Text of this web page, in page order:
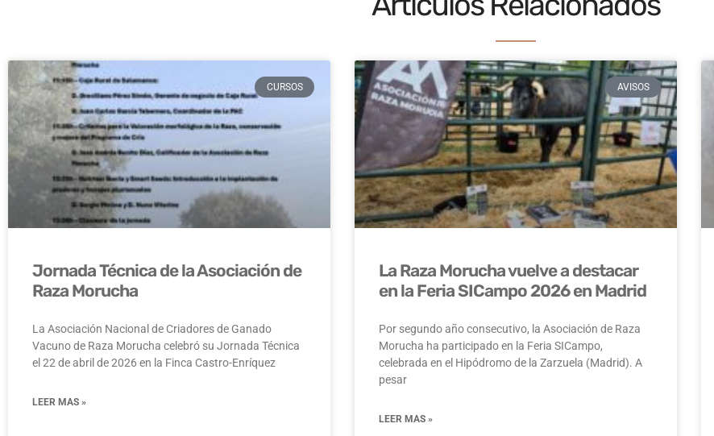
CURSOS
Jornada Técnica de la Asociación de
Raza Morucha
La Asociación Nacional de Criadores de Ganado
Vacuno de Raza Morucha celebró su Jornada Técnica
el 22 de abril de 2026 en la Finca Castro-Enríquez
LEER MAS »
AVISOS
La Raza Morucha vuelve a destacar
en la Feria SICampo 2026 en Madrid
Por segundo año consecutivo, la Asociación de Raza
Morucha ha participado en la Feria SICampo,
celebrada en el Hipódromo de la Zarzuela (Madrid). A
pesar
LEER MAS »